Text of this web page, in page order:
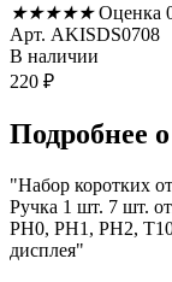
★★★★★ Оценка
Арт. AKISDS0708
В наличии
220 ₽
Подробнее
"Набор коротких
Ручка 1 шт. 7 шт.
PH0, PH1, PH2,
дисплея"